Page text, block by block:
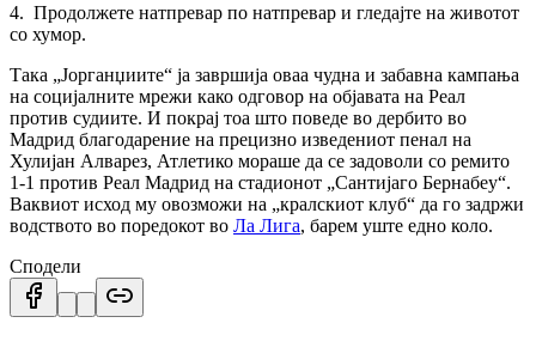
4. Продолжете натпревар по натпревар и гледајте на животот
со хумор.
Така „Јорганџиите“ ја завршија оваа чудна и забавна кампања
на социјалните мрежи како одговор на објавата на Реал
против судиите. И покрај тоа што поведе во дербито во
Мадрид благодарение на прецизно изведениот пенал на
Хулијан Алварез, Атлетико мораше да се задоволи со ремито
1-1 против Реал Мадрид на стадионот „Сантијаго Бернабеу“.
Ваквиот исход му овозможи на „кралскиот клуб“ да го задржи
водството во поредокот во Ла Лига, барем уште едно коло.
Сподели